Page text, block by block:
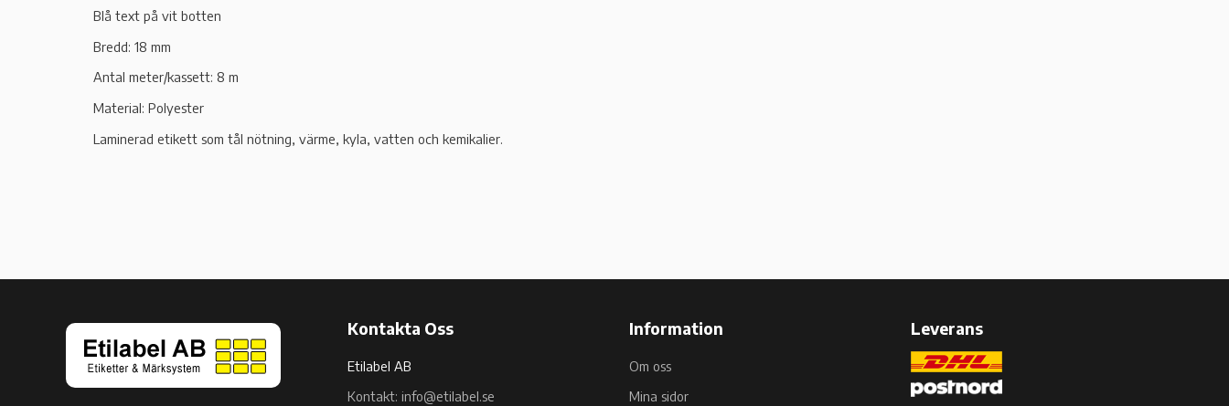
Blå text på vit botten
Bredd: 18 mm
Antal meter/kassett: 8 m
Material: Polyester
Laminerad etikett som tål nötning, värme, kyla, vatten och kemikalier.
Kontakta Oss
Etilabel AB
Kontakt: info@etilabel.se
Information
Om oss
Mina sidor
Leverans